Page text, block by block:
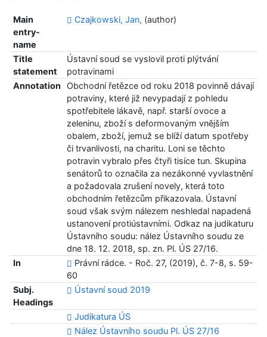
Main
entry-
name
Czajkowski, Jan, (author)
Title
statement
Ústavní soud se vyslovil proti plýtvání
potravinami
Annotation
Obchodní řetězce od roku 2018 povinně dávají
potraviny, které již nevypadají z pohledu
spotřebitele lákavě, např. starší ovoce a
zeleninu, zboží s deformovaným vnějším
obalem, zboží, jemuž se blíží datum spotřeby
či trvanlivosti, na charitu. Loni se těchto
potravin vybralo přes čtyři tisíce tun. Skupina
senátorů to označila za nezákonné vyvlastnění
a požadovala zrušení novely, která toto
obchodním řetězcům přikazovala. Ústavní
soud však svým nálezem neshledal napadená
ustanovení protiústavními. Odkaz na judikaturu
Ústavního soudu: nález Ústavního soudu ze
dne 18. 12. 2018, sp. zn. Pl. ÚS 27/16.
In
Právní rádce. - Roč. 27, (2019), č. 7-8, s. 59-
60
Subj.
Headings
Ústavní soud 2019
Judikatura ÚS
Nález Ústavního soudu Pl. ÚS 27/16